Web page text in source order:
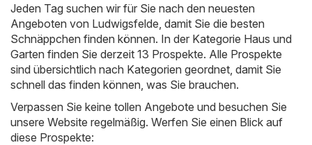
Jeden Tag suchen wir für Sie nach den neuesten
Angeboten von Ludwigsfelde, damit Sie die besten
Schnäppchen finden können. In der Kategorie Haus und
Garten finden Sie derzeit 13 Prospekte. Alle Prospekte
sind übersichtlich nach Kategorien geordnet, damit Sie
schnell das finden können, was Sie brauchen.
Verpassen Sie keine tollen Angebote und besuchen Sie
unsere Website regelmäßig. Werfen Sie einen Blick auf
diese Prospekte: